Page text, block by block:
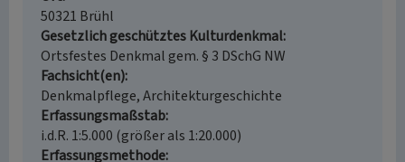
50321 Brühl
Gesetzlich geschütztes Kulturdenkmal
Ortsfestes Denkmal gem. § 3 DSchG NW
Fachsicht(en)
Denkmalpflege, Architekturgeschichte
Erfassungsmaßstab
i.d.R. 1:5.000 (größer als 1:20.000)
Erfassungsmethode